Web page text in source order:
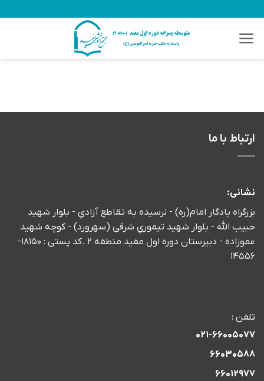
content
ارتباط با ما
نشانی:
بزرگراه يادگار امام(ره) - نرسيده به تقاطع آزادي - بلوار شهید
حبیب الله - بلوار شهيد تيموري شرقی (سهرورد) - كوچه شهيد
عموزاده - دبیرستان دوره اول مفید منطقه 2 .کد پستی : 18150-
14556
تلفن :
021-66005077
66030588
66012977